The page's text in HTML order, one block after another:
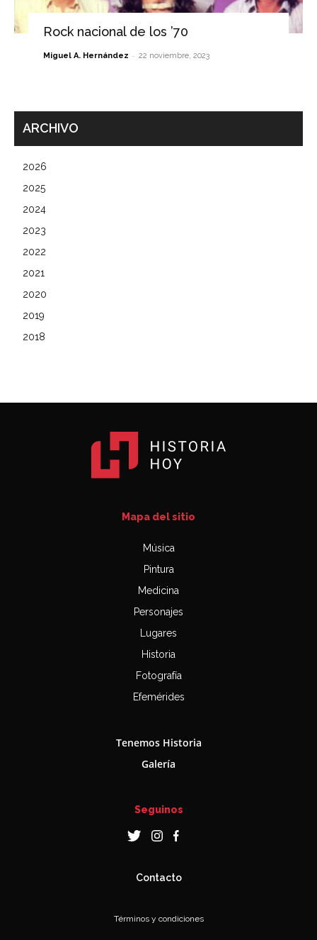
Rock nacional de los ’70
Miguel A. Hernández - 22 noviembre, 2023
ARCHIVO
2026
2025
2024
2023
2022
2021
2020
2019
2018
Mapa del sitio
Música
Pintura
Medicina
Personajes
Lugares
Historia
Fotografía
Efemérides
Tenemos Historia
Galería
Seguinos
Contacto
Términos y condiciones